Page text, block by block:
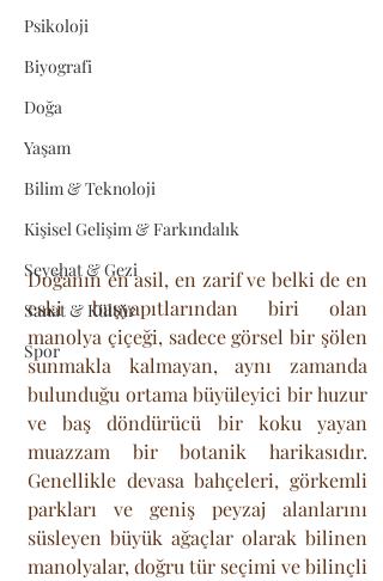
Psikoloji
Biyografi
Doğa
Yaşam
Bilim & Teknoloji
Kişisel Gelişim & Farkındalık
Seyehat & Gezi
Sanat & Kültür
Spor
Doğanın en asil, en zarif ve belki de en
eski başyapıtlarından biri olan
manolya çiçeği, sadece görsel bir şölen
sunmakla kalmayan, aynı zamanda
bulunduğu ortama büyüleyici bir huzur
ve baş döndürücü bir koku yayan
muazzam bir botanik harikasıdır.
Genellikle devasa bahçeleri, görkemli
parkları ve geniş peyzaj alanlarını
süsleyen büyük ağaçlar olarak bilinen
manolyalar, doğru tür seçimi ve bilinçli